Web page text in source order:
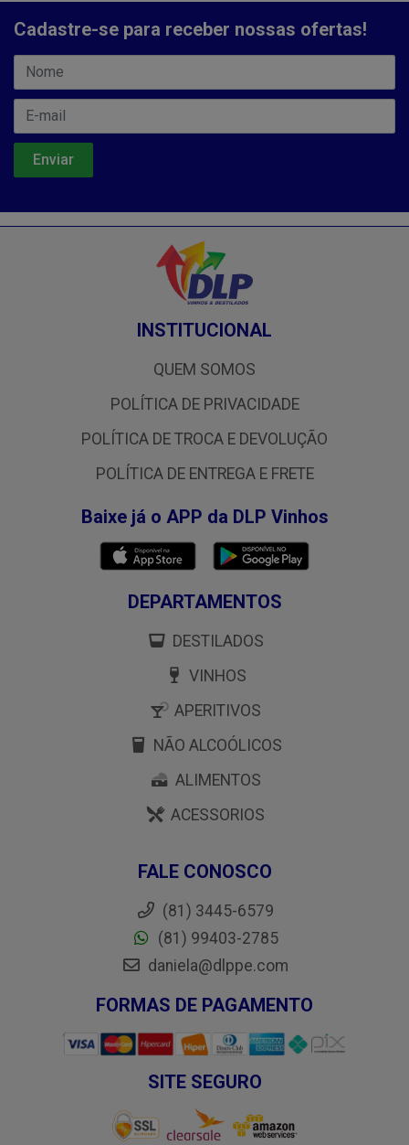
Cadastre-se para receber nossas ofertas!
INSTITUCIONAL
QUEM SOMOS
POLÍTICA DE PRIVACIDADE
POLÍTICA DE TROCA E DEVOLUÇÃO
POLÍTICA DE ENTREGA E FRETE
Baixe já o APP da DLP Vinhos
DEPARTAMENTOS
DESTILADOS
VINHOS
APERITIVOS
NÃO ALCOÓLICOS
ALIMENTOS
ACESSORIOS
FALE CONOSCO
(81) 3445-6579
(81) 99403-2785
daniela@dlppe.com
FORMAS DE PAGAMENTO
SITE SEGURO